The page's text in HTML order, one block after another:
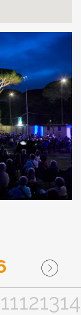
11121314